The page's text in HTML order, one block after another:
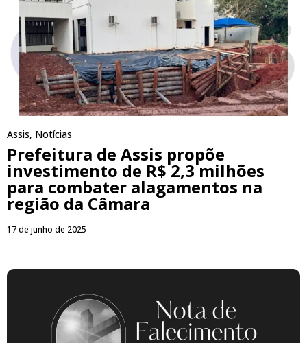
Assis, Notícias
Prefeitura de Assis propõe
investimento de R$ 2,3 milhões
para combater alagamentos na
região da Câmara
17 de junho de 2025